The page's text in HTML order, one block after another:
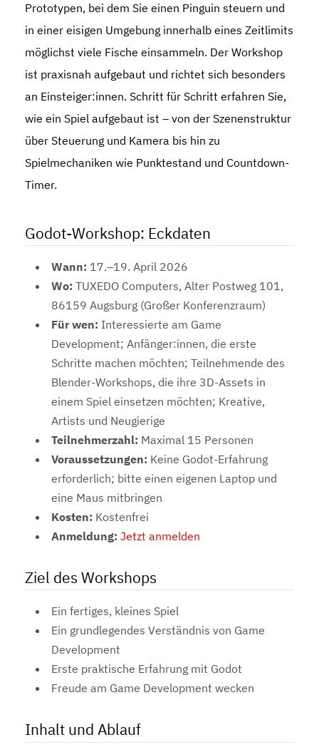
Prototypen, bei dem Sie einen Pinguin steuern und
in einer eisigen Umgebung innerhalb eines Zeitlimits
möglichst viele Fische einsammeln. Der Workshop
ist praxisnah aufgebaut und richtet sich besonders
an Einsteiger:innen. Schritt für Schritt erfahren Sie,
wie ein Spiel aufgebaut ist – von der Szenenstruktur
über Steuerung und Kamera bis hin zu
Spielmechaniken wie Punktestand und Countdown-
Timer.
Godot-Workshop: Eckdaten
Wann: 17.–19. April 2026
Wo: TUXEDO Computers, Alter Postweg 101,
86159 Augsburg (Großer Konferenzraum)
Für wen: Interessierte am Game
Development; Anfänger:innen, die erste
Schritte machen möchten; Teilnehmende des
Blender-Workshops, die ihre 3D-Assets in
einem Spiel einsetzen möchten; Kreative,
Artists und Neugierige
Teilnehmerzahl: Maximal 15 Personen
Voraussetzungen: Keine Godot-Erfahrung
erforderlich; bitte einen eigenen Laptop und
eine Maus mitbringen
Kosten: Kostenfrei
Anmeldung: Jetzt anmelden
Ziel des Workshops
Ein fertiges, kleines Spiel
Ein grundlegendes Verständnis von Game
Development
Erste praktische Erfahrung mit Godot
Freude am Game Development wecken
Inhalt und Ablauf